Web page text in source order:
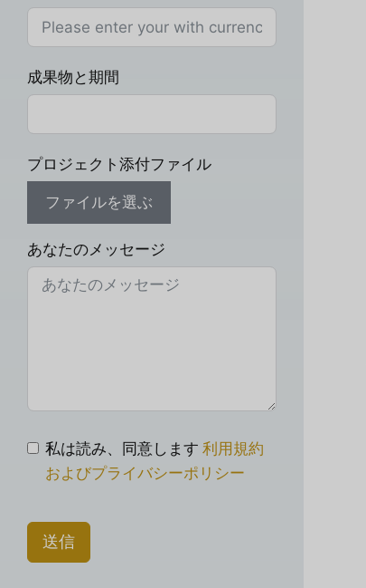
成果物と期間
プロジェクト添付ファイル
ファイルを選ぶ
あなたのメッセージ
私は読み、同意します 利用規約
およびプライバシーポリシー
送信